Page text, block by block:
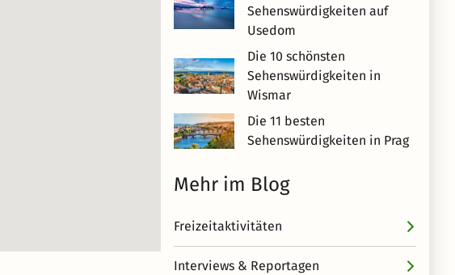
Sehenswürdigkeiten auf
Usedom
Die 10 schönsten
Sehenswürdigkeiten in
Wismar
Die 11 besten
Sehenswürdigkeiten in Prag
Mehr im Blog
Freizeitaktivitäten
Interviews & Reportagen